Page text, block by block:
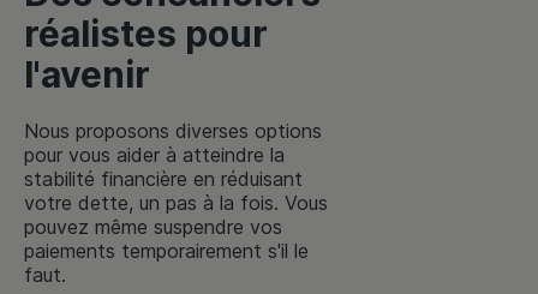
réalistes pour
l'avenir
Nous proposons diverses options
pour vous aider à atteindre la
stabilité financière en réduisant
votre dette, un pas à la fois. Vous
pouvez même suspendre vos
paiements temporairement s'il le
faut.